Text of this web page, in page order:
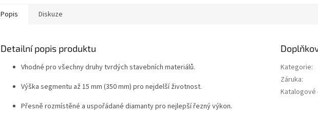
Popis Diskuze
Detailní popis produktu
Vhodné pro všechny druhy tvrdých stavebních materiálů.
Výška segmentu až 15 mm (350 mm) pro nejdelší životnost.
Přesně rozmístěné a uspořádané diamanty pro nejlepší řezný výkon.
Kategorie:
Záruka:
Katalogové